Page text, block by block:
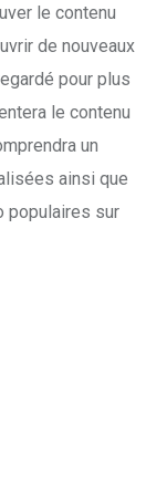
le contenu
de nouveaux
pour plus
le contenu
un
ainsi que
populaires sur